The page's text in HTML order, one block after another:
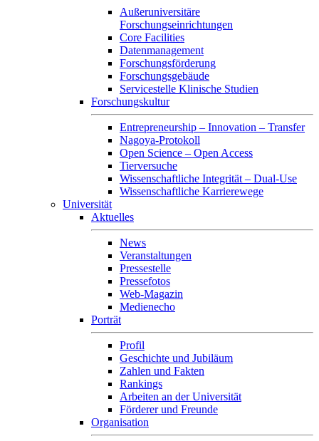
Außeruniversitäre
Forschungseinrichtungen
Core Facilities
Datenmanagement
Forschungsförderung
Forschungsgebäude
Servicestelle Klinische Studien
Forschungskultur
Entrepreneurship – Innovation – Transfer
Nagoya-Protokoll
Open Science – Open Access
Tierversuche
Wissenschaftliche Integrität – Dual-Use
Wissenschaftliche Karrierewege
Universität
Aktuelles
News
Veranstaltungen
Pressestelle
Pressefotos
Web-Magazin
Medienecho
Porträt
Profil
Geschichte und Jubiläum
Zahlen und Fakten
Rankings
Arbeiten an der Universität
Förderer und Freunde
Organisation